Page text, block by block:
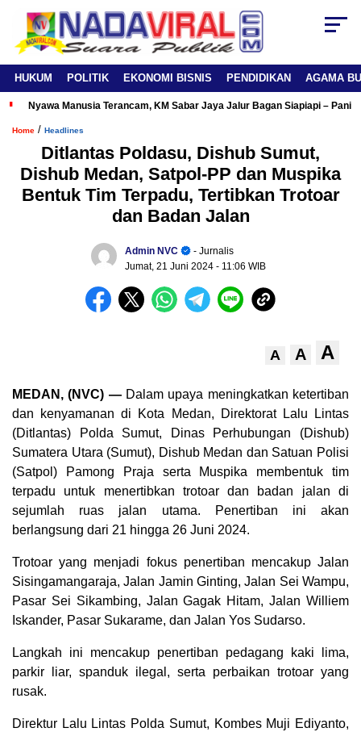
HUKUM POLITIK EKONOMI BISNIS PENDIDIKAN AGAMA
Nyawa Manusia Terancam, KM Sabar Jaya Jalur Bagan Siapiapi –
Home / Headlines
Ditlantas Poldasu, Dishub Sumut,
Dishub Medan, Satpol-PP dan Muspika
Bentuk Tim Terpadu, Tertibkan Trotoar
dan Badan Jalan
Admin NVC
- Jurnalis
Jumat, 21 Juni 2024 - 11:06 WIB
A A A
MEDAN, (NVC) —Dalam upaya meningkatkan ketertiban
dan kenyamanan di Kota Medan, Direktorat Lalu Lintas
(Ditlantas) Polda Sumut, Dinas Perhubungan (Dishub)
Sumatera Utara (Sumut), Dishub Medan dan Satuan Polisi
(Satpol) Pamong Praja serta Muspika membentuk tim
terpadu untuk menertibkan trotoar dan badan jalan di
sejumlah ruas jalan utama. Penertiban ini akan
berlangsung dari 21 hingga 26 Juni 2024.
Trotoar yang menjadi fokus penertiban mencakup Jalan
Sisingamangaraja, Jalan Jamin Ginting, Jalan Sei Wampu,
Pasar Sei Sikambing, Jalan Gagak Hitam, Jalan Williem
Iskander, Pasar Sukarame, dan Jalan Yos Sudarso.
Langkah ini mencakup penertiban pedagang kaki lima,
parkir liar, spanduk ilegal, serta perbaikan trotoar yang
rusak.
Direktur Lalu Lintas Polda Sumut, Kombes Muji Ediyanto,